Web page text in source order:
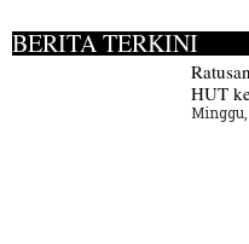
BERITA TERKINI
HUT